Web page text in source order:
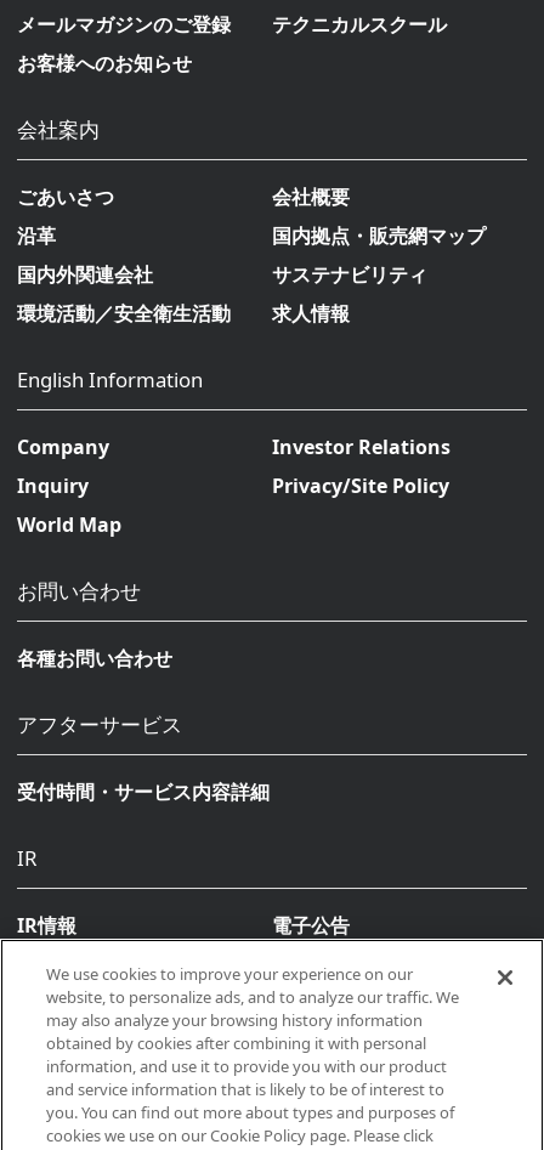
メールマガジンのご登録
テクニカルスクール
お客様へのお知らせ
会社案内
ごあいさつ
会社概要
沿革
国内拠点・販売網マップ
国内外関連会社
サステナビリティ
環境活動／安全衛生活動
求人情報
English Information
Company
Investor Relations
Inquiry
Privacy/Site Policy
World Map
お問い合わせ
各種お問い合わせ
アフターサービス
受付時間・サービス内容詳細
IR
IR情報 電子公告
Copyright © 2026, Makino All rights reserved
We use cookies to improve your experience on our
website, to personalize ads, and to analyze our traffic. We
may also analyze your browsing history information
obtained by cookies after combining it with personal
information, and use it to provide you with our product
and service information that is likely to be of interest to
you. You can find out more about types and purposes of
cookies we use on our Cookie Policy page. Please click